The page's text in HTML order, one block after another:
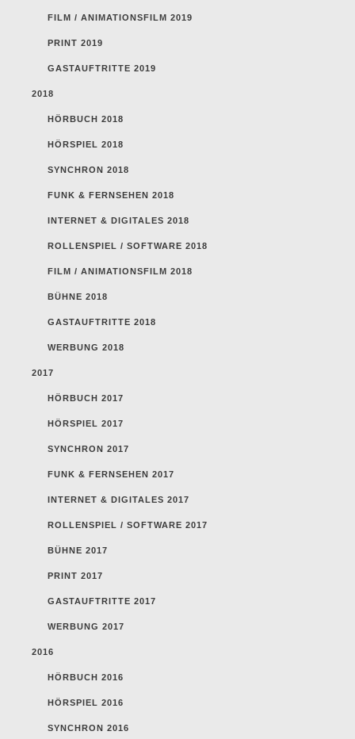
FILM / ANIMATIONSFILM 2019
PRINT 2019
GASTAUFTRITTE 2019
2018
HÖRBUCH 2018
HÖRSPIEL 2018
SYNCHRON 2018
FUNK & FERNSEHEN 2018
INTERNET & DIGITALES 2018
ROLLENSPIEL / SOFTWARE 2018
FILM / ANIMATIONSFILM 2018
BÜHNE 2018
GASTAUFTRITTE 2018
WERBUNG 2018
2017
HÖRBUCH 2017
HÖRSPIEL 2017
SYNCHRON 2017
FUNK & FERNSEHEN 2017
INTERNET & DIGITALES 2017
ROLLENSPIEL / SOFTWARE 2017
BÜHNE 2017
PRINT 2017
GASTAUFTRITTE 2017
WERBUNG 2017
2016
HÖRBUCH 2016
HÖRSPIEL 2016
SYNCHRON 2016